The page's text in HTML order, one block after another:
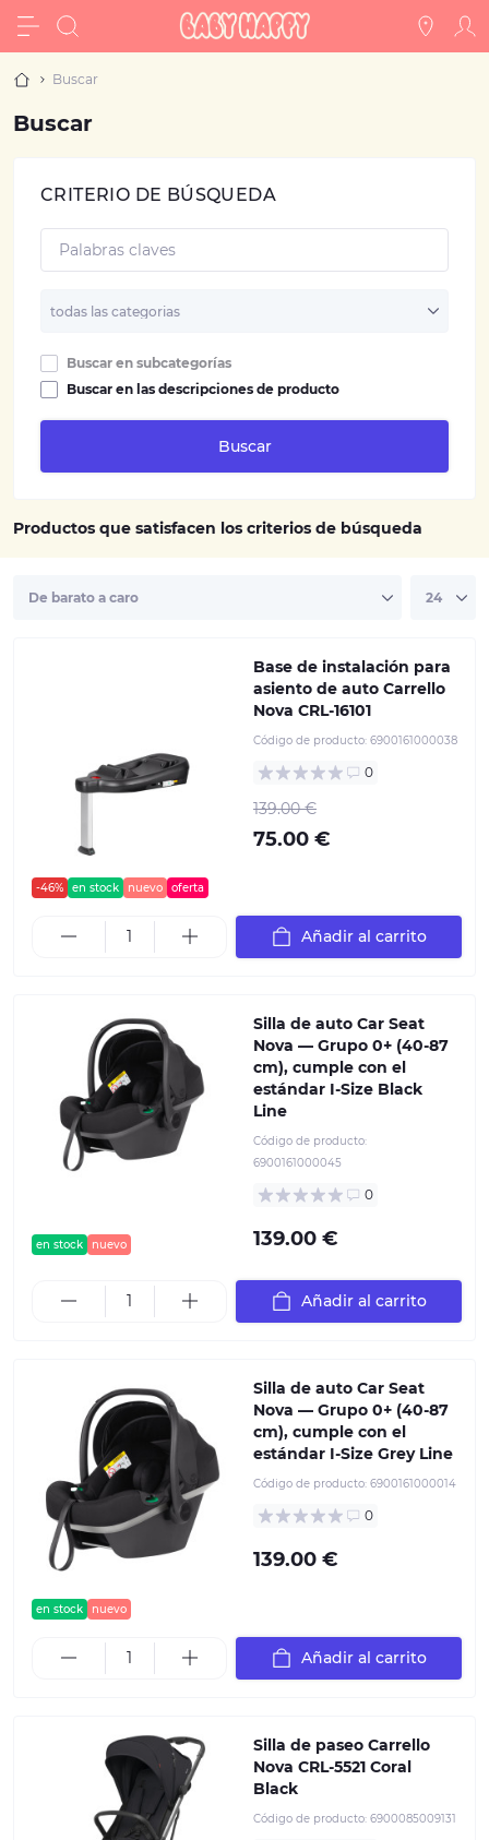
Buscar
Buscar
CRITERIO DE BÚSQUEDA
Buscar en subcategorías
Buscar en las descripciones de producto
Buscar
Productos que satisfacen los criterios de búsqueda
-46% en stock nuevo oferta
Base de instalación para
asiento de auto Carrello
Nova CRL-16101
Código de producto: 6900161000038
0
139.00 €
75.00 €
Añadir al carrito
en stock nuevo
Silla de auto Car Seat
Nova — Grupo 0+ (40-87
cm), cumple con el
estándar I-Size Black
Line
Código de producto:
6900161000045
0
139.00 €
Añadir al carrito
en stock nuevo
Silla de auto Car Seat
Nova — Grupo 0+ (40-87
cm), cumple con el
estándar I-Size Grey Line
Código de producto: 6900161000014
0
139.00 €
Añadir al carrito
Silla de paseo Carrello
Nova CRL-5521 Coral
Black
Código de producto: 6900085009131